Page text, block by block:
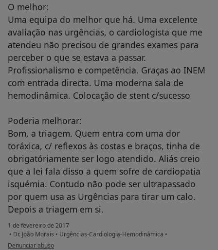
O melhor:
Uma equipa do melhor que há. Uma excelente
avaliação nas urgências, o cardiologista que me
atendeu não precisou de grandes exames para
perceber o que se estava a passar.
Profissionalismo e competência. Graças ao INEM
com entrada directa. Uma moderna sala de
hemodinâmica. Colocação de stent c/sucesso
Poderia melhorar:
Bom, a triagem. Quem entra com uma dor
toráxica, c/ reflexos às costas e braços, tinha de
obrigatóriamente ser logo atendido. Aliás creio
que a lei fala disso a quem sofre de cardiopatia
isquémia. Contudo não pode ser ultrapassado
por quem usa as Urgências para tirar um calo.
Depois a triagem em si.
1 de fevereiro de 2017
• Dr. João Morais • Urgências-Cardiologia-Hemodinâmica •
na opinião do utilizador Conta eliminada
Denunciar abuso